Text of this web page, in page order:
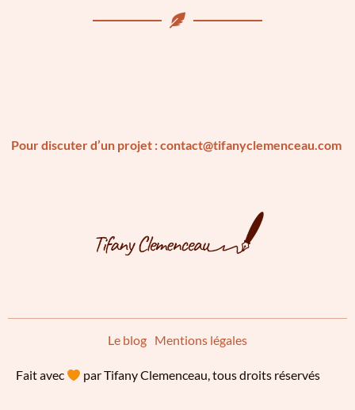
Pour discuter d’un projet :contact@tifanyclemenceau.com
Le blog Mentions légales
Fait avec par Tifany Clemenceau, tous droits réservés